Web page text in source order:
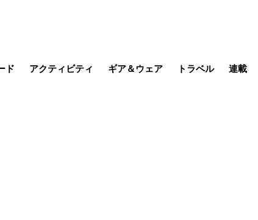
ド アクティビティ ギア＆ウェア トラベル 連載